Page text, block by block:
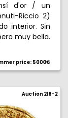
d'or / un
Riccio 2)
interior. Sin
muy bella.
1st and 4th.
Rare this
price: 5000€
Auction 218-2